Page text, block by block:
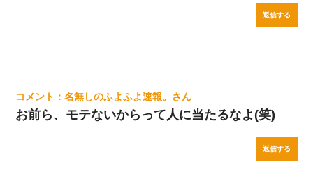
返信する
名無しのふよふよ速報。
お前ら、モテないからって人に当たるなよ(笑)
返信する